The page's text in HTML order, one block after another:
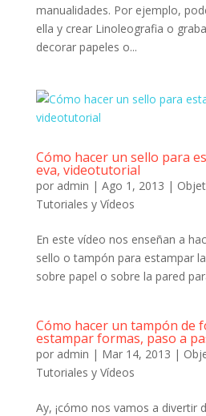
manualidades. Por ejemplo,
ella y crear Linoleografia o
decorar papeles o...
Cómo hacer un sello para
eva, videotutorial
por admin | Ago 1, 2013 |
Tutoriales y Vídeos
En este vídeo nos enseñan a
sello o tampón para estampar
sobre papel o sobre la pared
Cómo hacer un tampón de
estampar formas, paso a
por admin | Mar 14, 2013 |
Tutoriales y Vídeos
Ay, ¡cómo nos vamos a divertir